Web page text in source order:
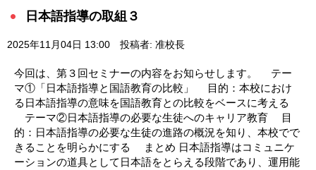
日本語指導の取組３
2025年11月04日 13:00 投稿者: 准校長
今回は、第３回セミナーの内容をお知らせします。 テー
マ①「日本語指導と国語教育の比較」 目的：本校におけ
る日本語指導の意味を国語教育との比較をベースに考える
テーマ②日本語指導の必要な生徒へのキャリア教育 目
的：日本語指導の必要な生徒の進路の概況を知り、本校でで
きることを明らかにする まとめ 日本語指導はコミュニケ
ーションの道具として日本語をとらえる段階であり、運用能